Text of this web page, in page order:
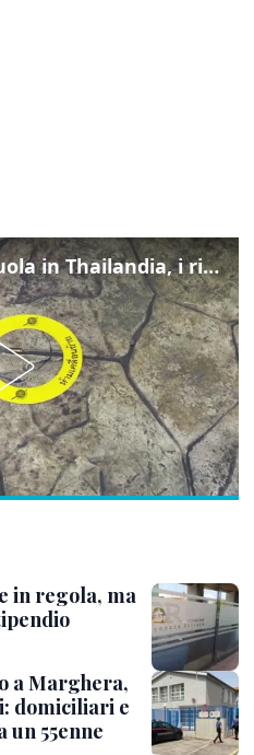
Sparatoria in una scuola in Thailandia, i rilievi della polizia
in regola, ma
a Marghera,
domiciliari e
55enne